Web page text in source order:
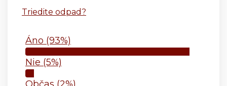
Triedite odpad?
Áno (93%)
Nie (5%)